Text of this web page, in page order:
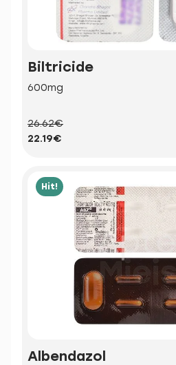
Biltricide
600mg
26.62€
22.19€
Hit!
Albendazol